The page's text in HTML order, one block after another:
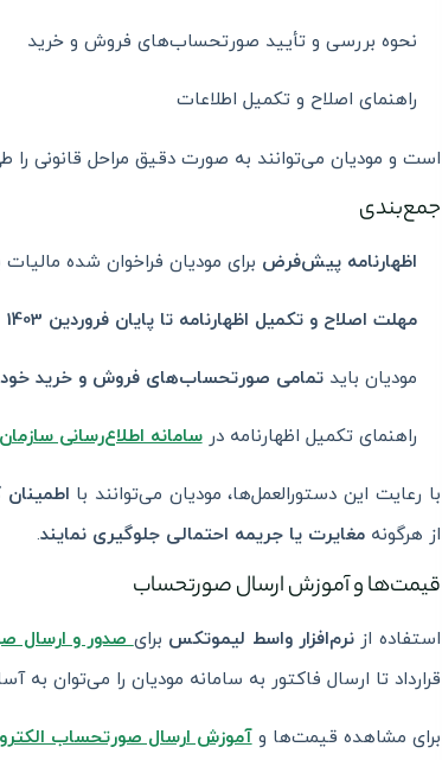
نحوه بررسی و تأیید صورتحساب‌های فروش و خرید
راهنمای اصلاح و تکمیل اطلاعات
است و مودیان می‌توانند به صورت دقیق مراحل قانونی را
جمع‌بندی
اظهارنامه پیش‌فرض برای مودیان فراخوان شده
مهلت اصلاح و تکمیل اظهارنامه تا پایان فروردین 1403
مودیان بایدتمامی صورتحساب‌های فروش و خرید خود
راهنمای تکمیل اظهارنامه درسامانه اطلاع‌رسانی
با رعایت این دستورالعمل‌ها، مودیان می‌توانند با
از هرگونهمغایرت یا جریمه احتمالی جلوگیری نمایند.
قیمت‌ها و آموزش ارسال صورتحساب
استفاده ازنرم‌افزار واسط لیموتکس برایصدور و ارسال
قرارداد تا ارسال فاکتور به سامانه مودیان را می‌توان به
برای مشاهده قیمت‌ها وآموزش ارسال صورتحساب